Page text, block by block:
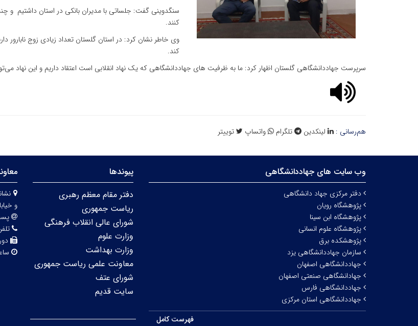
سنگدوینی گفت: جلساتی با مدیران بانکی در استان داشتیم و
کنند.
وی خاطر نشان کرد: در استان گلستان تعداد زیادی زوج نابارور
کند.
سرپرست جهاددانشگاهی گلستان اظهار کرد: ما به ظرفیت های جهاددانشگاهی که یک نهاد انقلابی است اعتقاد داریم و این نهاد
هم‌رسانی : لینکدین تلگرام واتساپ توییتر
وب سایت های جهاددانشگاهی
دفتر مرکزی جهاد دانشگاهی
پژوهشگاه رویان
پژوهشگاه ابن سینا
پژوهشگاه علوم انسانی
پژوهشکده برق
سازمان جهاددانشگاهی یزد
جهاددانشگاهی اصفهان
جهادانشگاهی صنعتی اصفهان
جهاددانشگاهی فارس
جهاددانشگاهی استان مرکزی
فهرست کامل
پیوندها
دفتر مقام معظم رهبری
ریاست جمهوری
شورای عالی انقلاب فرهنگی
وزارت علوم
وزارت بهداشت
معاونت علمی ریاست جمهوری
شورای عتف
سایت قدیم
و